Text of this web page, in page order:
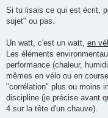
Si tu lisais ce qui est écrit,
sujet" ou pas.
Un watt, c'est un watt, en
Les éléments
performance (chaleur,
mêmes en vélo ou en
"corrélation" plus ou moins
discipline (je précise avant
4 sur la tête d'un chauve).